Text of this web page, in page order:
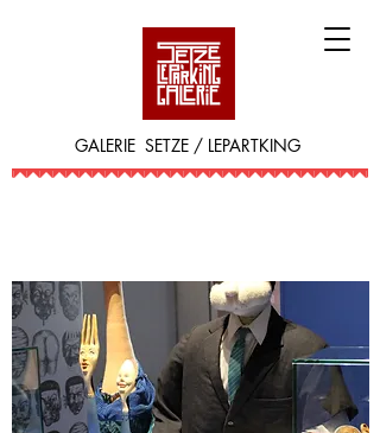
GALERIE SETZE / LEPARTKING